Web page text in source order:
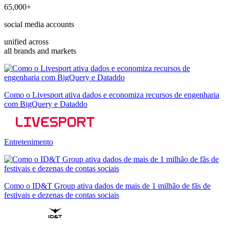
65,000+
social media accounts
unified across
all brands and markets
Como o Livesport ativa dados e economiza recursos de engenharia
com BigQuery e Dataddo
Entretenimento
Como o ID&T Group ativa dados de mais de 1 milhão de fãs de
festivais e dezenas de contas sociais